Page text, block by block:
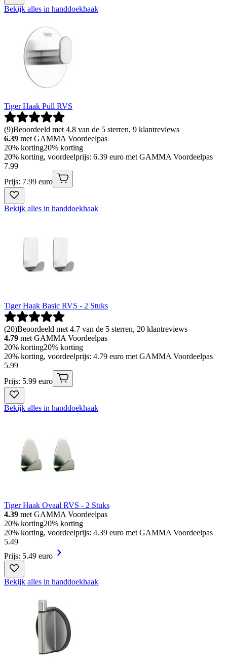
Bekijk alles in handdoekhaak
Tiger Haak Pull RVS
(9)Beoordeeld met 4.8 van de 5 sterren, 9 klantreviews
6.39 met GAMMA Voordeelpas
20% korting20% korting
20% korting, voordeelprijs: 6.39 euro met GAMMA Voordeelpas
7.99
Prijs: 7.99 euro
Bekijk alles in handdoekhaak
Tiger Haak Basic RVS - 2 Stuks
(20)Beoordeeld met 4.7 van de 5 sterren, 20 klantreviews
4.79 met GAMMA Voordeelpas
20% korting20% korting
20% korting, voordeelprijs: 4.79 euro met GAMMA Voordeelpas
5.99
Prijs: 5.99 euro
Bekijk alles in handdoekhaak
Tiger Haak Ovaal RVS - 2 Stuks
4.39 met GAMMA Voordeelpas
20% korting20% korting
20% korting, voordeelprijs: 4.39 euro met GAMMA Voordeelpas
5.49
Prijs: 5.49 euro
Bekijk alles in handdoekhaak